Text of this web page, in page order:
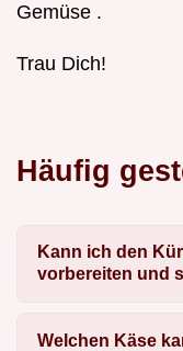
Gemüse .
Trau Dich!
Häufig
Kann ich den
vorbereiten und
Welchen Käse